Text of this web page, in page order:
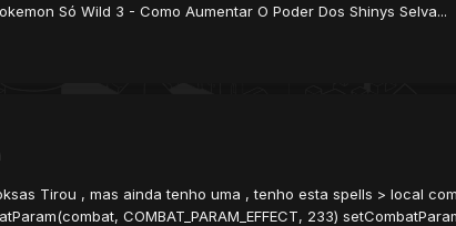
Só Wild 3 - Como Aumentar O Poder Dos Shinys Selva...
Tirou , mas ainda tenho uma , tenho esta spells > local
COMBAT_PARAM_EFFECT, 233)